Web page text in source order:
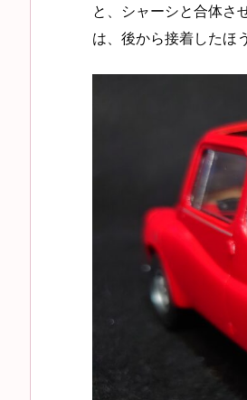
と、シャーシと合体さ
は、後から接着したほ